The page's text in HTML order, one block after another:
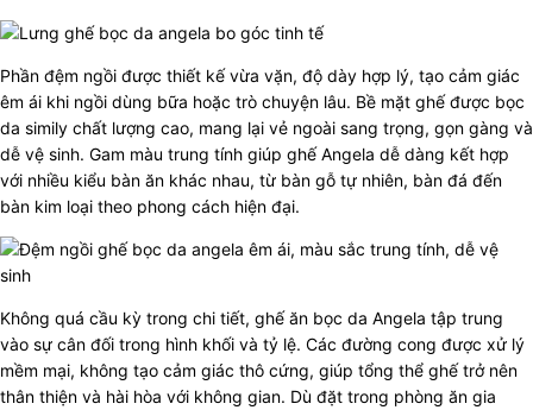
Phần đệm ngồi được thiết kế vừa vặn, độ dày hợp lý, tạo cảm giác
êm ái khi ngồi dùng bữa hoặc trò chuyện lâu. Bề mặt ghế được bọc
da simily chất lượng cao, mang lại vẻ ngoài sang trọng, gọn gàng và
dễ vệ sinh. Gam màu trung tính giúp ghế Angela dễ dàng kết hợp
với nhiều kiểu bàn ăn khác nhau, từ bàn gỗ tự nhiên, bàn đá đến
bàn kim loại theo phong cách hiện đại.
Không quá cầu kỳ trong chi tiết, ghế ăn bọc da Angela tập trung
vào sự cân đối trong hình khối và tỷ lệ. Các đường cong được xử lý
mềm mại, không tạo cảm giác thô cứng, giúp tổng thể ghế trở nên
thân thiện và hài hòa với không gian. Dù đặt trong phòng ăn gia